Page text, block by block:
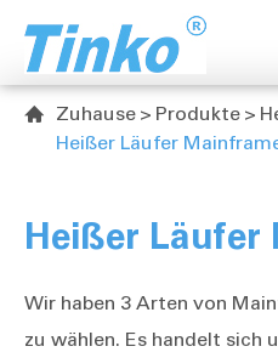
 Zuhause Produkte
Heißer Läufer
Heißer Läufer
Wir haben 3 Arten von
zu wählen. Es handelt sich